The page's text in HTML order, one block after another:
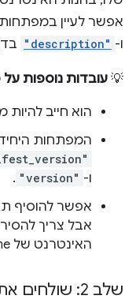
אפשר לעיין במפתחות
ו- "description"
💡 עובדות נוספות
הוא חייב להיות
המפתחות
ו- "version"
.
אפשר להוסיף
אבל צריך
האינטרנט של Chrome.
שלב 2: שולחים את הסמלים